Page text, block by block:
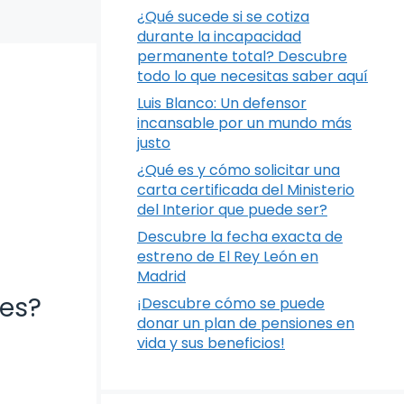
¿Qué sucede si se cotiza
durante la incapacidad
permanente total? Descubre
todo lo que necesitas saber aquí
Luis Blanco: Un defensor
incansable por un mundo más
justo
¿Qué es y cómo solicitar una
carta certificada del Ministerio
del Interior que puede ser?
Descubre la fecha exacta de
estreno de El Rey León en
Madrid
¡Descubre cómo se puede
donar un plan de pensiones en
vida y sus beneficios!